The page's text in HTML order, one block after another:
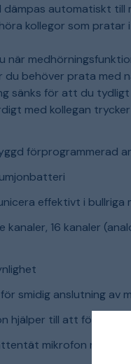
automatiskt till
kollegor som pratar
när
behöver prata med
sänks för att du
med kollegan
förprogrammerad
effektivt i bullriga
16 kanaler
smidig anslutning av
hjälper till att
mikrofon med